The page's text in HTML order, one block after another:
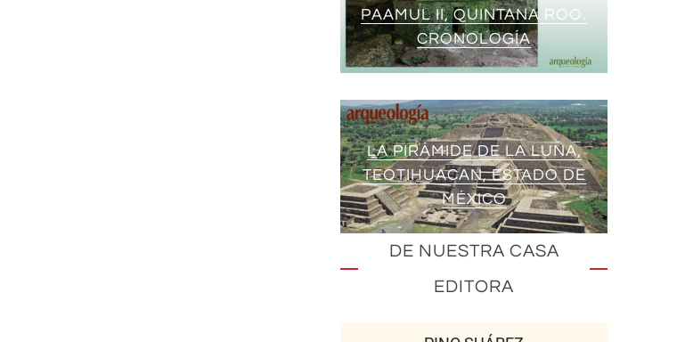
PAAMUL II, QUINTANA ROO.
CRONOLOGÍA
LA PIRÁMIDE DE LA LUNA,
TEOTIHUACAN, ESTADO DE
MÉXICO
DE NUESTRA CASA
EDITORA